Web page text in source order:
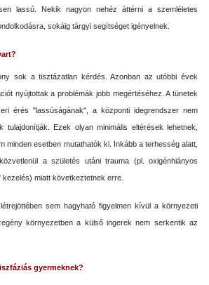
lassú. Nekik nagyon nehéz áttérni a szemléletes
sokáig tárgyi segítséget igényelnek.
sok a tisztázatlan kérdés. Azonban az utóbbi évek
nyújtottak a problémák jobb megértéséhez. A tünetek
érés "lassúságának", a központi idegrendszer nem
tulajdonítják. Ezek olyan minimális eltérések lehetnek,
minden esetben mutathatók ki. Inkább a terhesség alatt,
a születés utáni trauma (pl. oxigénhiányos
miatt következtetnek erre.
sem hagyható figyelmen kívül a környezeti
környezetben a külső ingerek nem serkentik az
gyermeknek?